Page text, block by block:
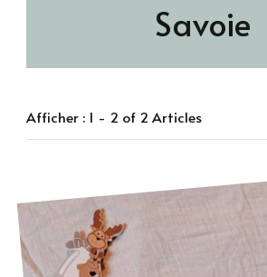
Savoie
Afficher : 1 - 2 of 2 Articles